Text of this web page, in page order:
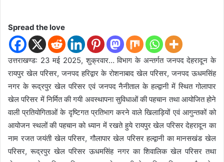
Spread the love
उत्तराखण्ड: 23 मई 2025, शुक्रवार… विभाग के अन्तर्गत जनपद देहरादून के
रायपुर खेल परिसर, जनपद हरिद्वार के रोशनाबाद खेल परिसर, जनपद ऊधमसिंह
नगर के रूद्रपुर खेल परिसर एवं जनपद नैनीताल के हल्द्वानी में स्थित गोलापार
खेल परिसर में निर्मित की गयी अवस्थापना सुविधाओं की पहचान तथा आयोजित होने
वाली प्रतियोगिताओं के दृष्टिगत प्रतिभाग करने वाले खिलाड़ियों एवं आगुन्तकों को
आयोजन स्थलों की पहचान को ध्यान में रखते हुये रायपुर खेल परिसर देहरादून का
नाम रजत जयंती खेल परिसर, गौलापार खेल परिसर हल्द्वानी का मानसखंड खेल
परिसर, रूद्रपुर खेल परिसर ऊधमसिंह नगर का शिवालिक खेल परिसर तथा